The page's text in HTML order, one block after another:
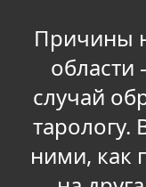
Причины
случай
тарологу.
ними, как